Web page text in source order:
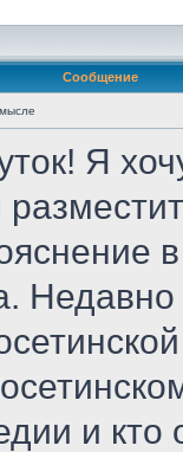
Сообщение
Я
Недавно
и кто